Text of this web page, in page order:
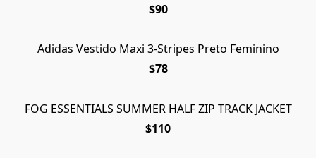
$90
Adidas Vestido Maxi 3-Stripes Preto Feminino
$78
FOG ESSENTIALS SUMMER HALF ZIP TRACK JACKET
$110